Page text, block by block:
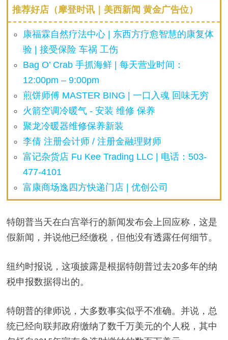
推荐好店（摩登时讯｜美西新闻 黄金广告位）
康福霖自然疗法中心 | 东西方疗愈智慧的康复体
验 | 接受保险 车祸 工伤
Bag O’ Crab 手抓海鲜 | 每天营业时间：
12:00pm – 9:00pm
煎饼师傅 MASTER BING | 一口入魂 回味无穷
火箭空调冷暖气 - 安装 维修 保养
聚龙冷暖器维修保养新装
李倩 注册会计师 / 注册金融理财师
富记杂货店 Fu Kee Trading LLC | 电话：503-
477-4101
富康商场逸四方快递门店 | 优创公司
特朗普当天在白宫举行的新闻发布会上回应称，这是
假新闻，并说他已经缴税，但他没有透露任何细节。
纽约时报说，这项披露是根据特朗普过去20多年的纳
税申报数据得出的。
特朗普的律师说，大多数事实似乎不准确。并说，总
统已经向联邦政府缴纳了数千万美元的个人税，其中